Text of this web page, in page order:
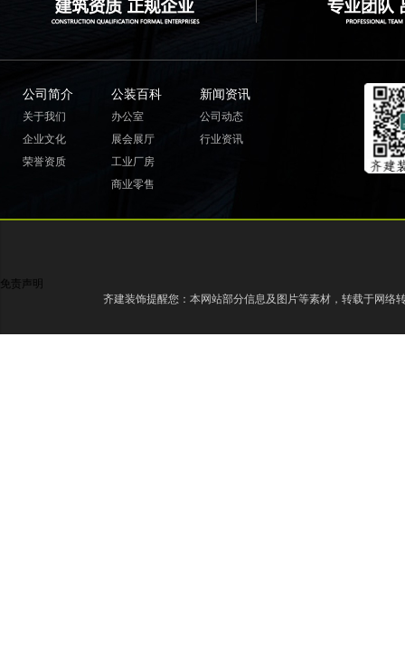
公司简介
关于我们
企业文化
荣誉资质
公装百科
办公室
展会展厅
工业厂房
商业零售
新闻资讯
公司动态
行业资讯
免责声明
齐建装饰提醒您：本网站部分信息及图片等素材，转载于网络